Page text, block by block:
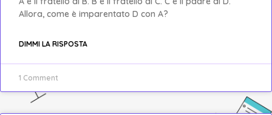
Allora, come è imparentato D con A?
DIMMI LA RISPOSTA
1 Comment